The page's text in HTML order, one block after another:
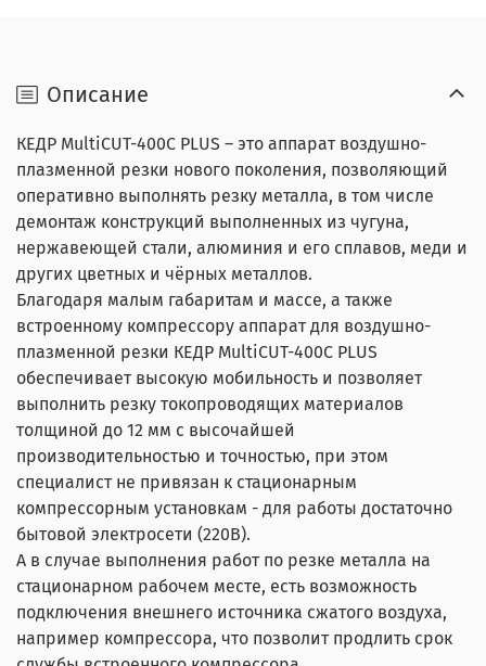
Описание
КЕДР MultiCUT-400C PLUS – это аппарат воздушно-
плазменной резки нового поколения, позволяющий
оперативно выполнять резку металла, в том числе
демонтаж конструкций выполненных из чугуна,
нержавеющей стали, алюминия и его сплавов, меди и
других цветных и чёрных металлов.
Благодаря малым габаритам и массе, а также
встроенному компрессору аппарат для воздушно-
плазменной резки КЕДР MultiCUT-400C PLUS
обеспечивает высокую мобильность и позволяет
выполнить резку токопроводящих материалов
толщиной до 12 мм с высочайшей
производительностью и точностью, при этом
специалист не привязан к стационарным
компрессорным установкам - для работы достаточно
бытовой электросети (220В).
А в случае выполнения работ по резке металла на
стационарном рабочем месте, есть возможность
подключения внешнего источника сжатого воздуха,
например компрессора, что позволит продлить срок